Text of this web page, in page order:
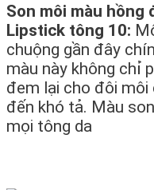
Son môi màu hồng
Lipstick tông 10:
chuộng gần đây
màu này không chỉ
đem lại cho đôi môi
đến khó tả. Màu
mọi tông da